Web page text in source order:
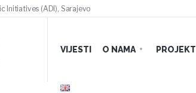
Initiatives (ADI), Sarajevo
VIJESTI O NAMA PROJEKTI